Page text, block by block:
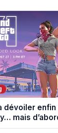
dévoiler enfin
mais